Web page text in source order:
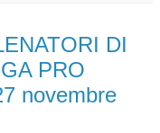
DI
PRO
novembre